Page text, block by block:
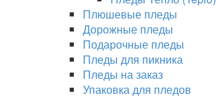
Плюшевые пледы
Дорожные пледы
Подарочные пледы
Пледы для пикника
Пледы на заказ
Упаковка для пледов